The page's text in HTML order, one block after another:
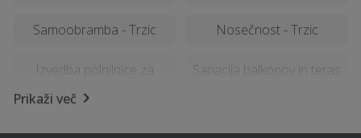
Samoobramba - Trzic Nosečnost - Trzic
Izvedba polnilnice za
Sanacija balkonov in teras
Prikaži več